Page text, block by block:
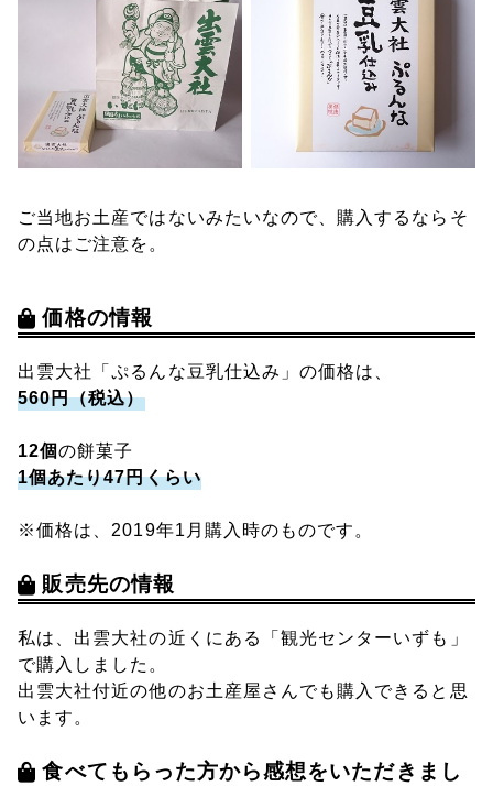
ご当地お土産ではないみたいなので、購入するならそ
の点はご注意を。
価格の情報
出雲大社「ぷるんな豆乳仕込み」の価格は、
560円（税込）
12個の餅菓子
1個あたり47円くらい
※価格は、2019年1月購入時のものです。
販売先の情報
私は、出雲大社の近くにある「観光センターいずも」
で購入しました。
出雲大社付近の他のお土産屋さんでも購入できると思
います。
食べてもらった方から感想をいただきまし